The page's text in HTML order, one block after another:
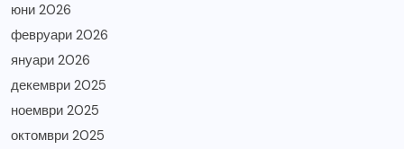
юни 2026
февруари 2026
януари 2026
декември 2025
ноември 2025
октомври 2025